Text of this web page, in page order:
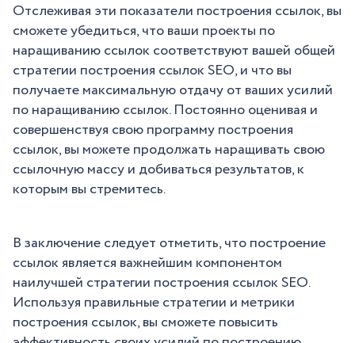
Отслеживая эти показатели построения ссылок, вы
сможете убедиться, что ваши проекты по
наращиванию ссылок соответствуют вашей общей
стратегии построения ссылок SEO, и что вы
получаете максимальную отдачу от ваших усилий
по наращиванию ссылок. Постоянно оценивая и
совершенствуя свою программу построения
ссылок, вы можете продолжать наращивать свою
ссылочную массу и добиваться результатов, к
которым вы стремитесь.
В заключение следует отметить, что построение
ссылок является важнейшим компонентом
наилучшей стратегии построения ссылок SEO.
Используя правильные стратегии и метрики
построения ссылок, вы сможете повысить